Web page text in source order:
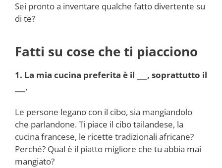
Sei pronto a inventare qualche fatto divertente su
di te?
Fatti su cose che ti piacciono
1. La mia cucina preferita è il ___, soprattutto il
___.
Le persone legano con il cibo, sia mangiandolo
che parlandone. Ti piace il cibo tailandese, la
cucina francese, le ricette tradizionali africane?
Perché? Qual è il piatto migliore che tu abbia mai
mangiato?